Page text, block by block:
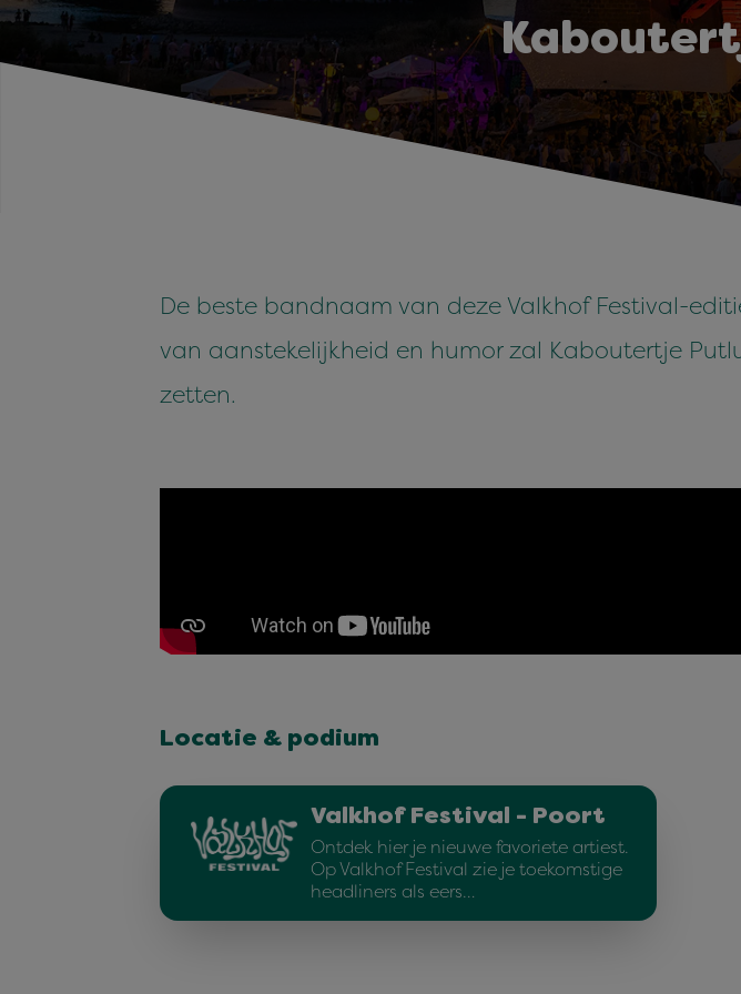
De beste bandnaam van deze Valkhof Festival-
van aanstekelijkheid en humor zal Kaboutertje
zetten.
Locatie & podium
Valkhof Festival - Poort
Ontdek hier je nieuwe favoriete artiest.
Op Valkhof Festival zie je toekomstige
headliners als eers…